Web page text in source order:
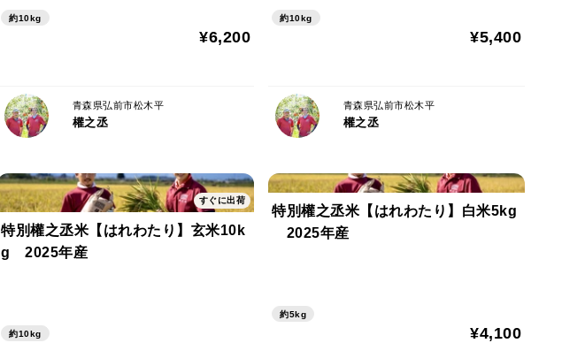
約10kg
¥6,200
青森県弘前市松木平
權之丞
約10kg
¥5,400
青森県弘前市松木平
權之丞
すぐに出荷
特別權之丞米【はれわたり】玄米10k
g 2025年産
約10kg
特別權之丞米【はれわたり】白米5kg
2025年産
約5kg
¥4,100